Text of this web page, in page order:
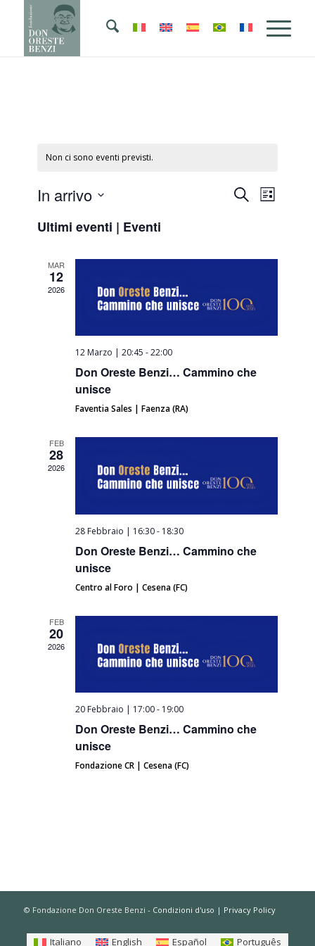
Non ci sono eventi previsti.
Eventi
viste
Cerca
Evento
Viste
Lista
In arrivo
la
Ultimi eventi | Eventi
MAR
12
2026
12 Marzo | 20:45 -22:00
Don Oreste Benzi… Cammino che
unisce
Faventia Sales | Faenza (RA)
FEB
28
2026
28 Febbraio | 16:30- 18:30
Don Oreste Benzi… Cammino che
unisce
Centro al Foro | Cesena (FC)
FEB
20
2026
20 Febbraio | 17:00- 19:00
Don Oreste Benzi… Cammino che
unisce
Fondazione CR | Cesena (FC)
© Fondazione Don Oreste Benzi - Condizioni d'uso | Privacy Policy
Italiano English Español Português